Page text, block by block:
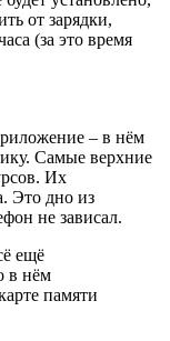
от зарядки,
(за это время
– в нём
Самые верхние
Их
Это дно из
не зависал.
ещё
в нём
памяти